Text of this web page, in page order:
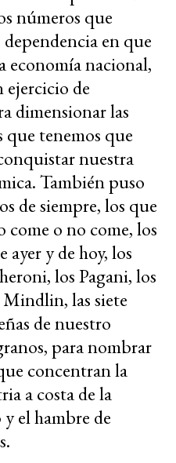
números que
en que
economía nacional,
ejercicio de
dimensionar las
que tenemos que
nuestra
También puso
de siempre, los que
o no come, los
ayer y de hoy, los
los Pagani, los
las siete
de nuestro
para nombrar
concentran la
a costa de la
el hambre de